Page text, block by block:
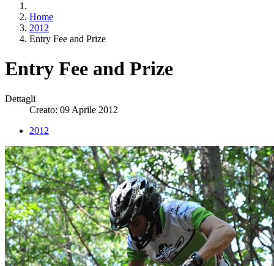
Home
2012
Entry Fee and Prize
Entry Fee and Prize
Dettagli
Creato: 09 Aprile 2012
2012